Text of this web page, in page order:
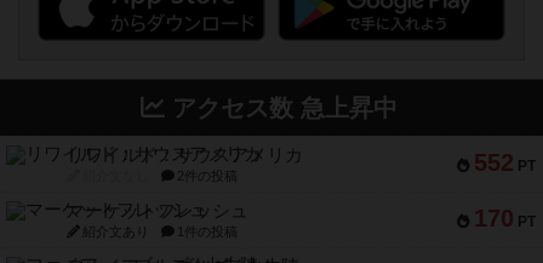
アクセス数 急上昇中
552 PT
リワイルド：サウスアメリカ
2件の投稿
170 PT
マーケットフレッシュ
紹介文あり 1件の投稿